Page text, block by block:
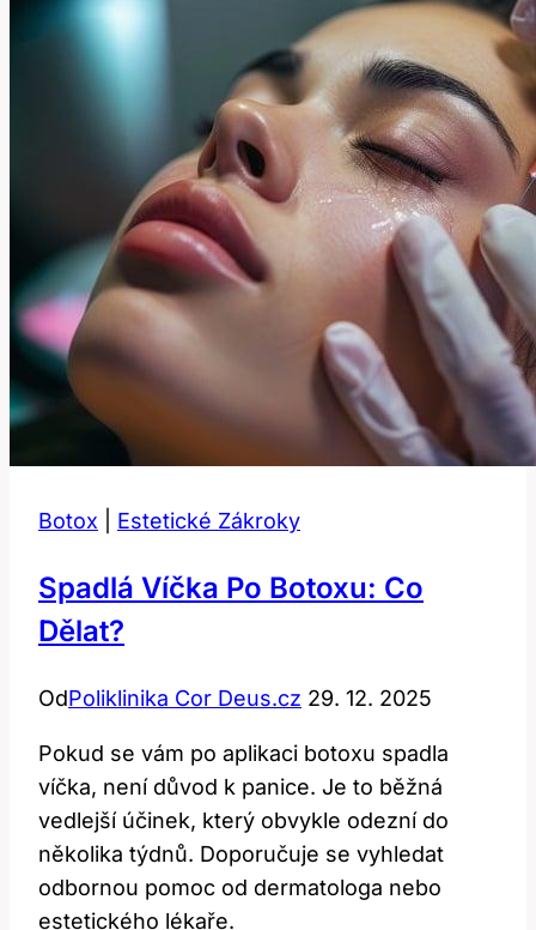
Existuje
souvislost?
Botox Estetické Zákroky
Spadlá Víčka Po Botoxu: Co
Dělat?
OdPoliklinika Cor Deus.cz 29. 12. 2025
Pokud se vám po aplikaci botoxu spadla
víčka, není důvod k panice. Je to běžná
vedlejší účinek, který obvykle odezní do
několika týdnů. Doporučuje se vyhledat
odbornou pomoc od dermatologa nebo
estetického lékaře.